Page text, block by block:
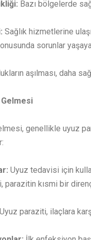
Bazı bölgelerde
Sağlık hizmetlerine
sorunlar
aşılması, daha
genellikle uyuz
Uyuz tedavisi için
parazitin kısmi bir
Uyuz paraziti, ilaçlara